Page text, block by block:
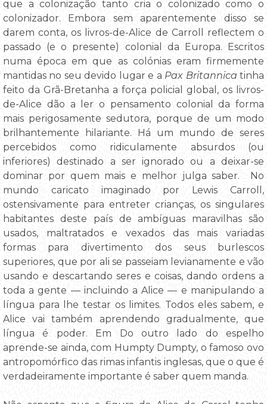
que a colonização tanto cria o colonizado como o
colonizador. Embora sem aparentemente disso se
darem conta, os livros-de-Alice de Carroll reflectem o
passado (e o presente) colonial da Europa. Escritos
numa época em que as colónias eram firmemente
mantidas no seu devido lugar e a Pax Britannica tinha
feito da Grã-Bretanha a força policial global, os livros-
de-Alice dão a ler o pensamento colonial da forma
mais perigosamente sedutora, porque de um modo
brilhantemente hilariante. Há um mundo de seres
percebidos como ridiculamente absurdos (ou
inferiores) destinado a ser ignorado ou a deixar-se
dominar por quem mais e melhor julga saber. No
mundo caricato imaginado por Lewis Carroll,
ostensivamente para entreter crianças, os singulares
habitantes deste país de ambíguas maravilhas são
usados, maltratados e vexados das mais variadas
formas para divertimento dos seus burlescos
superiores, que por ali se passeiam levianamente e vão
usando e descartando seres e coisas, dando ordens a
toda a gente — incluindo a Alice — e manipulando a
língua para lhe testar os limites. Todos eles sabem, e
Alice vai também aprendendo gradualmente, que
língua é poder. Em Do outro lado do espelho
aprende-se ainda, com Humpty Dumpty, o famoso ovo
antropomórfico das rimas infantis inglesas, que o que é
verdadeiramente importante é saber quem manda.